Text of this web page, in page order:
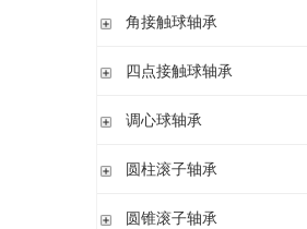
双列
带钢球
带钢球 密封
角接触球轴承
单列开式或密封
双列开式或密封
四点接触球轴承
四点接触球轴承
调心球轴承
圆柱孔开式或密封
圆柱孔或圆锥孔 开式
圆柱滚子轴承
带保持架的圆柱滚子轴承
圆锥滚子轴承